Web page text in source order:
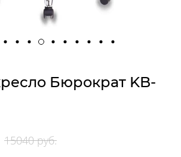
Бюрократ KB-
15040 руб.